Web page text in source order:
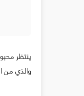
ينتظر
والذي من